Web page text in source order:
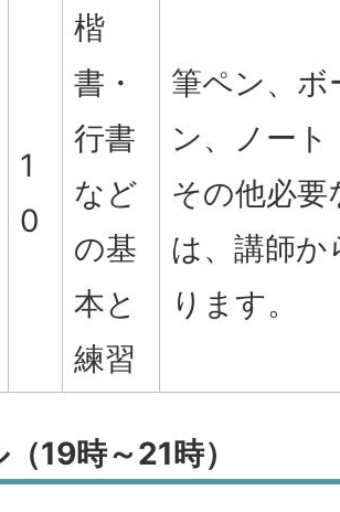
1
0
楷
書・
行書
など
の基
本と
練習
筆ペン、ボ
ン、ノート
その他必要
は、講師か
ります。
19時～21時）